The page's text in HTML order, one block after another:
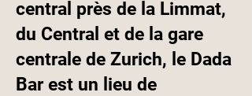
central près de la Limmat,
du Central et de la gare
centrale de Zurich, le Dada
Bar est un lieu de